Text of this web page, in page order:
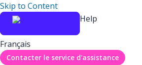
Skip to Content
Help
Français
Contacter le service d'assistance